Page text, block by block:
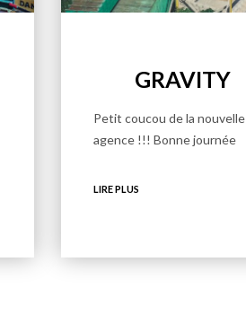
GRAVITY
Petit coucou de la nouvelle
agence !!! Bonne journée
LIRE PLUS